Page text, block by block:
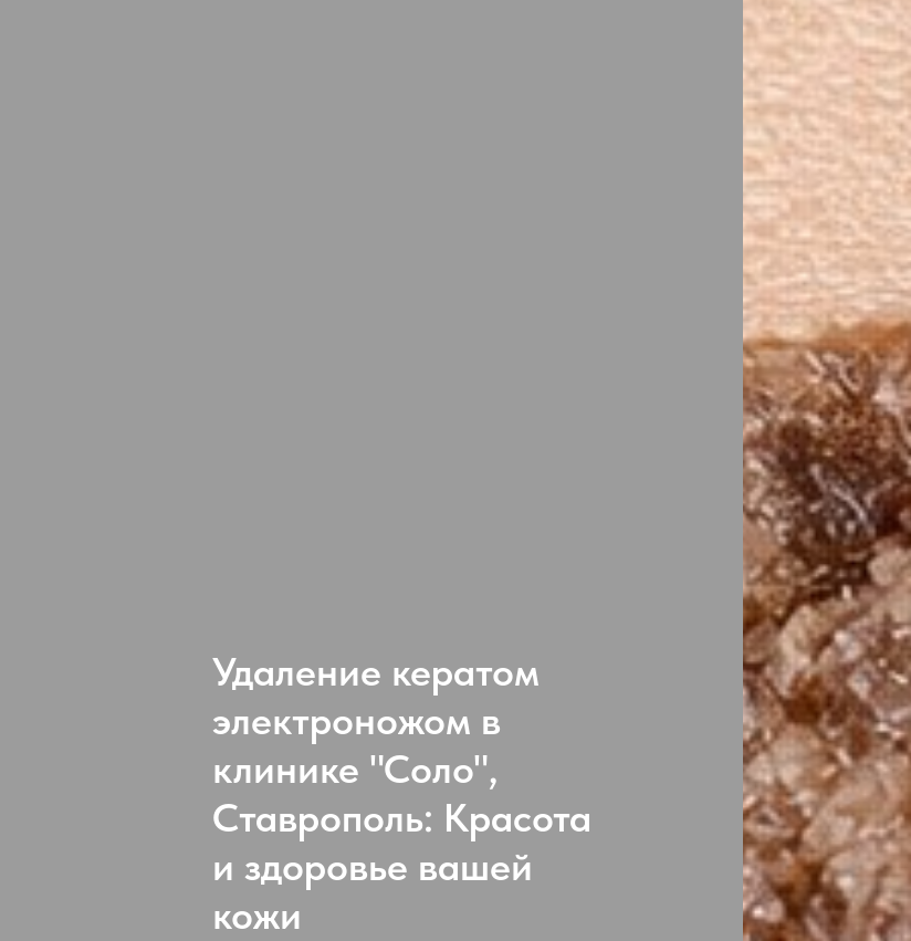
Удаление кератом
электроножом в
клинике "Соло",
Ставрополь: Красота
и здоровье вашей
кожи